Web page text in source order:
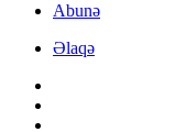
Abunə
Əlaqə